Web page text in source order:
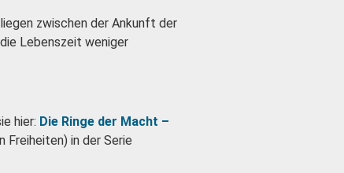
zwischen der Ankunft der
Lebenszeit weniger
hier: Die Ringe der Macht –
Freiheiten) in der Serie